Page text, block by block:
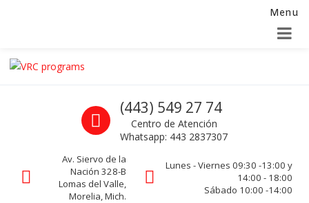
Menu
Skip to navigation
Skip to content
La seguridad de su empresa es nuestro negocio.
Call us
(443) 549 27 74
Centro de Atención
Whatsapp: 443 2837307
Av. Siervo de la
Nación 328-B
Lomas del Valle,
Morelia, Mich.
Lunes - Viernes 09:30 -13:00 y
14:00 - 18:00
Sábado 10:00 -14:00